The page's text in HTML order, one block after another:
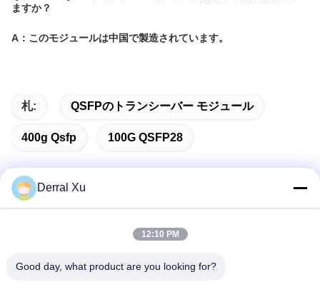
ますか？
A：このモジュールは中国で製造されています。
札: QSFPのトランシーバー モジュール
400g Qsfp 100G QSFP28
住所
Derral Xu
12:10 PM
Good day, what product are you looking for?